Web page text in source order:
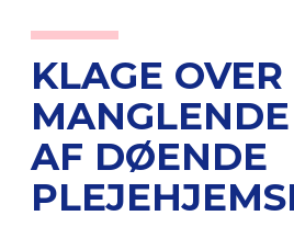
KLAGE OVER
AF DØENDE